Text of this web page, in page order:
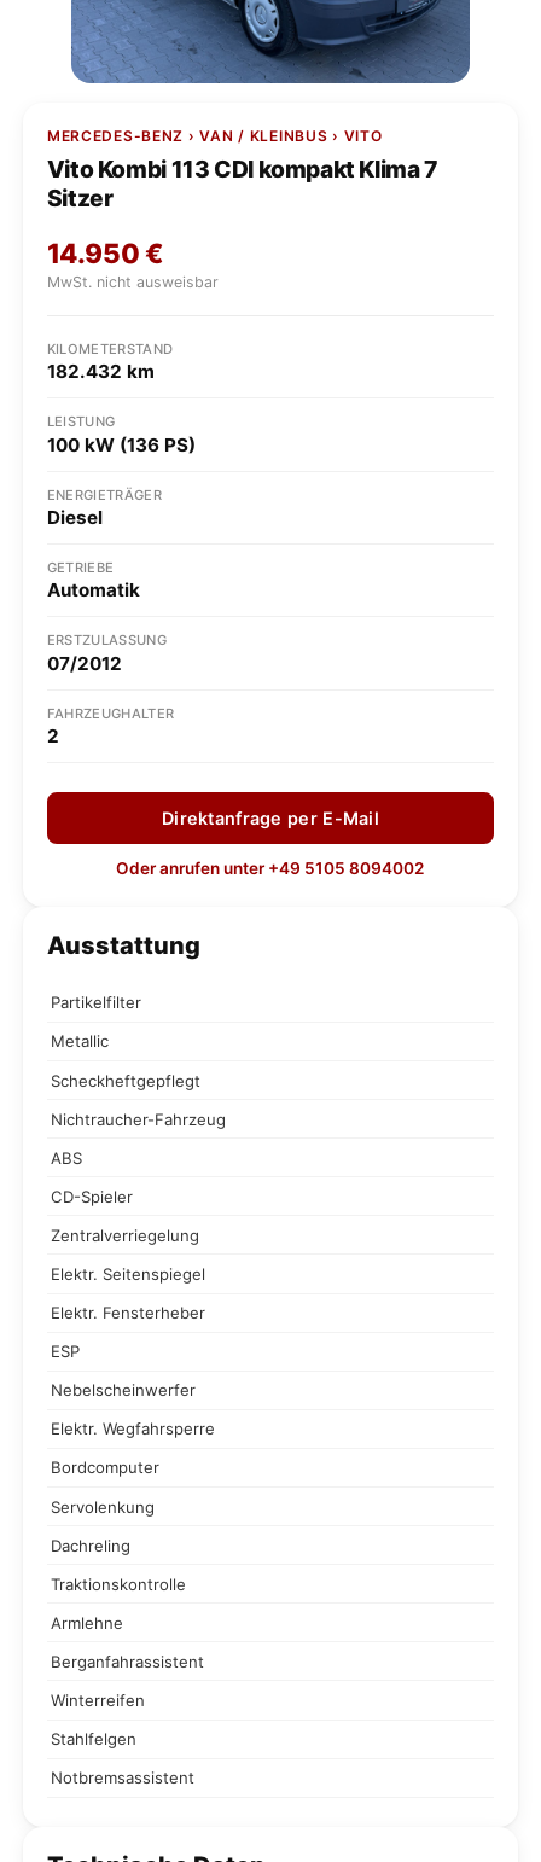
MERCEDES-BENZ › VAN / KLEINBUS › VITO
Vito Kombi 113 CDI kompakt Klima 7
Sitzer
14.950€
MwSt. nicht ausweisbar
KILOMETERSTAND
182.432 km
LEISTUNG
100 kW (136 PS)
ENERGIETRÄGER
Diesel
GETRIEBE
Automatik
ERSTZULASSUNG
07/2012
FAHRZEUGHALTER
2
Direktanfrage per E-Mail
Oder anrufen unter +49 5105 8094002
Ausstattung
Partikelfilter
Metallic
Scheckheftgepflegt
Nichtraucher-Fahrzeug
ABS
CD-Spieler
Zentralverriegelung
Elektr. Seitenspiegel
Elektr. Fensterheber
ESP
Nebelscheinwerfer
Elektr. Wegfahrsperre
Bordcomputer
Servolenkung
Dachreling
Traktionskontrolle
Armlehne
Berganfahrassistent
Winterreifen
Stahlfelgen
Notbremsassistent